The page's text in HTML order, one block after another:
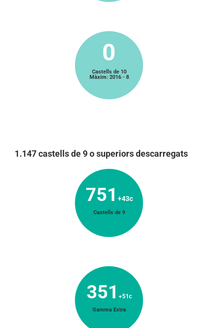
0
Castells de 10
Màxim: 2016 - 8
1.147 castells de 9 o superiors descarregats
751 +43c
Castells de 9
351 +51c
Gamma Extra